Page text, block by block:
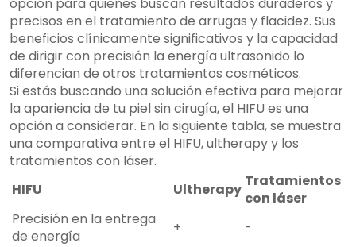
opción para quienes buscan resultados duraderos y
precisos en el tratamiento de arrugas y flacidez. Sus
beneficios clínicamente significativos y la capacidad
de dirigir con precisión la energía ultrasonido lo
diferencian de otros tratamientos cosméticos.
Si estás buscando una solución efectiva para mejorar
la apariencia de tu piel sin cirugía, el HIFU es una
opción a considerar. En la siguiente tabla, se muestra
una comparativa entre el HIFU, ultherapy y los
tratamientos con láser.
HIFU
Ultherapy Tratamientos
con láser
Precisión en la entrega
de energía
+
-